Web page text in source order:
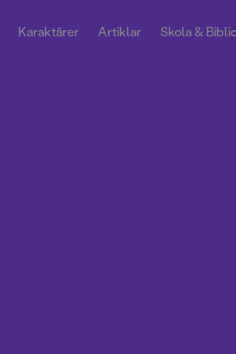
Karaktärer Artiklar Skola &